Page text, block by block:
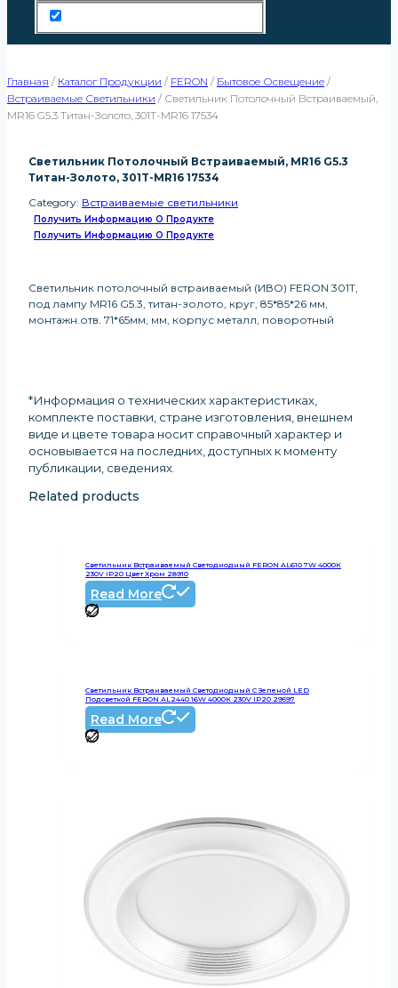
Главная / Каталог Продукции / FERON / Бытовое Освещение /
Встраиваемые Светильники / Светильник Потолочный Встраиваемый,
MR16 G5.3 Титан-Золото, 301T-MR16 17534
Светильник Потолочный Встраиваемый, MR16 G5.3
Титан-Золото, 301T-MR16 17534
Category: Встраиваемые светильники
Получить Информацию О Продукте
Получить Информацию О Продукте
Светильник потолочный встраиваемый (ИВО) FERON 301T,
под лампу MR16 G5.3, титан-золото, круг, 85*85*26 мм,
монтажн.отв. 71*65мм, мм, корпус металл, поворотный
*Информация о технических характеристиках,
комплекте поставки, стране изготовления, внешнем
виде и цвете товара носит справочный характер и
основывается на последних, доступных к моменту
публикации, сведениях.
Related products
Светильник Встраиваемый Светодиодный FERON AL610 7W 4000К
230V IP20 Цвет Хром 28910
Read More
Светильник Встраиваемый Светодиодный С Зеленой LED
Подсветкой FERON AL2440 16W 4000К 230V IP20 29597
Read More